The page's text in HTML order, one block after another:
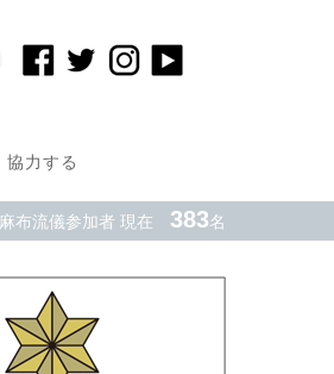
協力する
麻布流儀参加者 現在 383名